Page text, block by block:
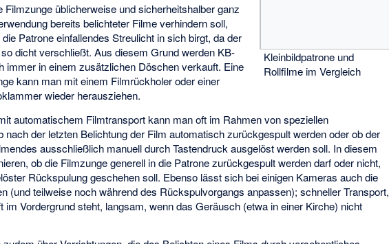
Kleinbildpatrone und
Rollfilme im Vergleich
üblicherweise und sicherheitshalber ganz
bereits belichteter Filme verhindern soll,
Patrone einfallendes Streulicht in sich birgt, da der
dicht verschließt. Aus diesem Grund werden KB-
immer in einem zusätzlichen Döschen verkauft. Eine
kann man mit einem Filmrückholer oder einer
wieder herausziehen.
automatischem Filmtransport kann man oft im Rahmen von speziellen
nach der letzten Belichtung der Film automatisch zurückgespult werden oder ob der
ausschließlich manuell durch Tastendruck ausgelöst werden soll. In diesem
ob die Filmzunge generell in die Patrone zurückgespult werden darf oder nicht,
Rückspulung geschehen soll. Ebenso lässt sich bei einigen Kameras auch die
(und teilweise noch während des Rückspulvorgangs anpassen); schneller Transport,
im Vordergrund steht, langsam, wenn das Geräusch (etwa in einer Kirche) nicht